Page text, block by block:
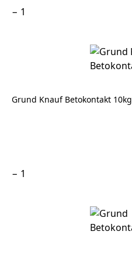
−
Grund Knauf Betokontakt 10kg
−